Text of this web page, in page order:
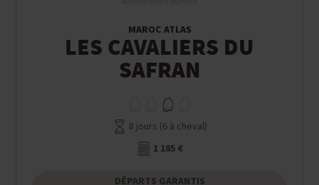
MAROC ATLAS
LES CAVALIERS DU
SAFRAN
8 jours (6 à cheval)